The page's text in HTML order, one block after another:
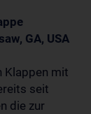
GA, USA
Klappen mit
seit
die zur